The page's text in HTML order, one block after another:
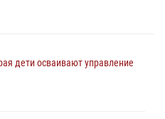
дети осваивают управление